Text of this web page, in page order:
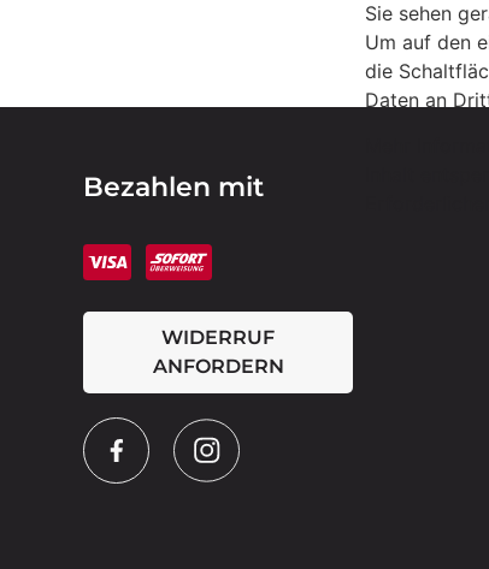
Bezahlen mit
WIDERRUF
ANFORDERN
Sie sehen
Um auf den
die
Daten an